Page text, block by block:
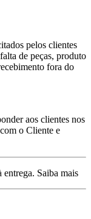
pelos clientes
de peças, produto
fora do
aos clientes nos
o Cliente e
entrega. Saiba mais